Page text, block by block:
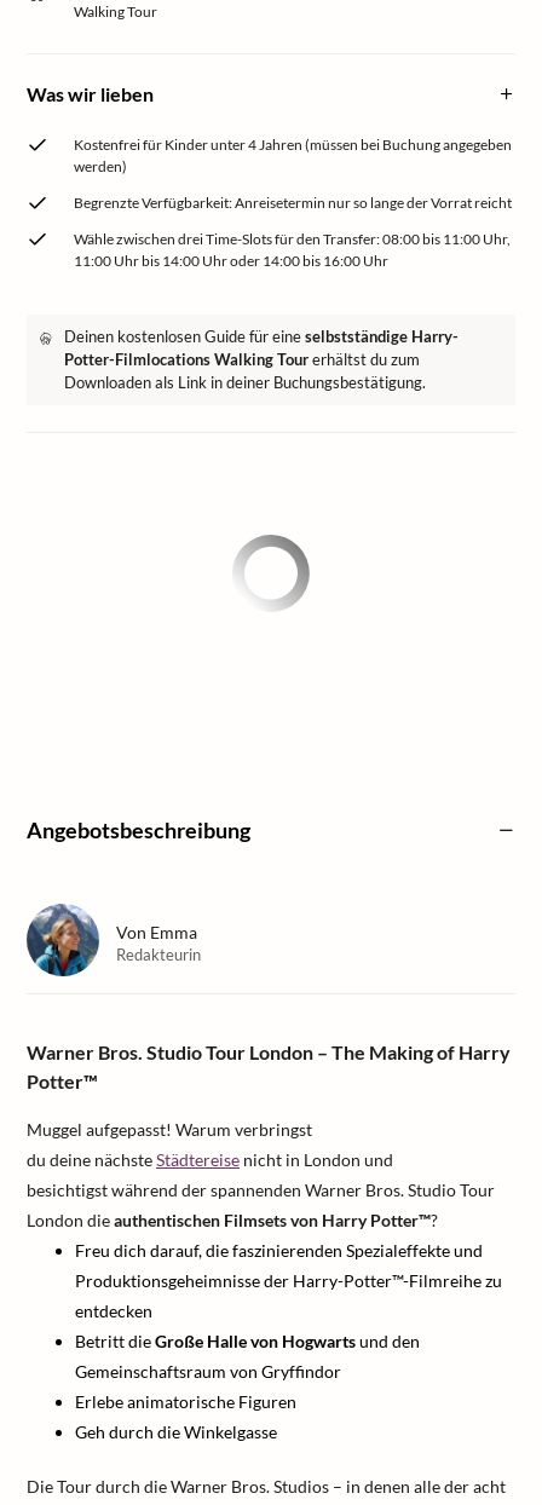
Walking Tour
Was wir lieben
Kostenfrei für Kinder unter 4 Jahren (müssen bei Buchung angegeben
werden)
Begrenzte Verfügbarkeit: Anreisetermin nur so lange der Vorrat reicht
Wähle zwischen drei Time-Slots für den Transfer: 08:00 bis 11:00 Uhr,
11:00 Uhr bis 14:00 Uhr oder 14:00 bis 16:00 Uhr
Deinen kostenlosen Guide für eineselbstständige Harry-
Potter-Filmlocations Walking Tourerhältst du zum
Downloaden als Link in deiner Buchungsbestätigung.
Angebotsbeschreibung
Warner Bros. Studio Tour London – The Making of Harry
Potter™
Muggel aufgepasst! Warum verbringst
du deine nächsteStädtereise nicht in London und
besichtigst während der spannenden Warner Bros. Studio Tour
London dieauthentischen Filmsets von Harry Potter™?
Freu dich darauf, die faszinierenden Spezialeffekte und
Produktionsgeheimnisse der Harry-Potter™-Filmreihe zu
entdecken
Betritt dieGroße Halle von Hogwartsund den
Gemeinschaftsraum von Gryffindor
Erlebe animatorische Figuren
Geh durch die Winkelgasse
Die Tour durch die Warner Bros. Studios – in denen alle der acht
Von Emma
Redakteurin